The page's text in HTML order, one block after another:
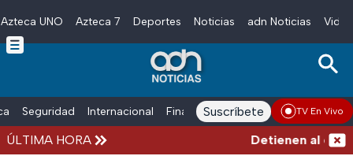
Skip to main content
Azteca UNO Azteca 7 Deportes Noticias adn Noticias
Seguridad Internacional Finanzas adn Noticias Radio
Suscríbete TV En Vivo
ÚLTIMA HORA Detienen al